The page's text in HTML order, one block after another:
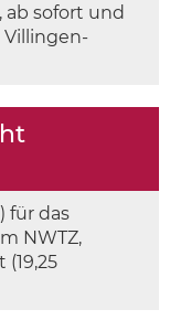
sofort und
Villingen-
für das
NWTZ,